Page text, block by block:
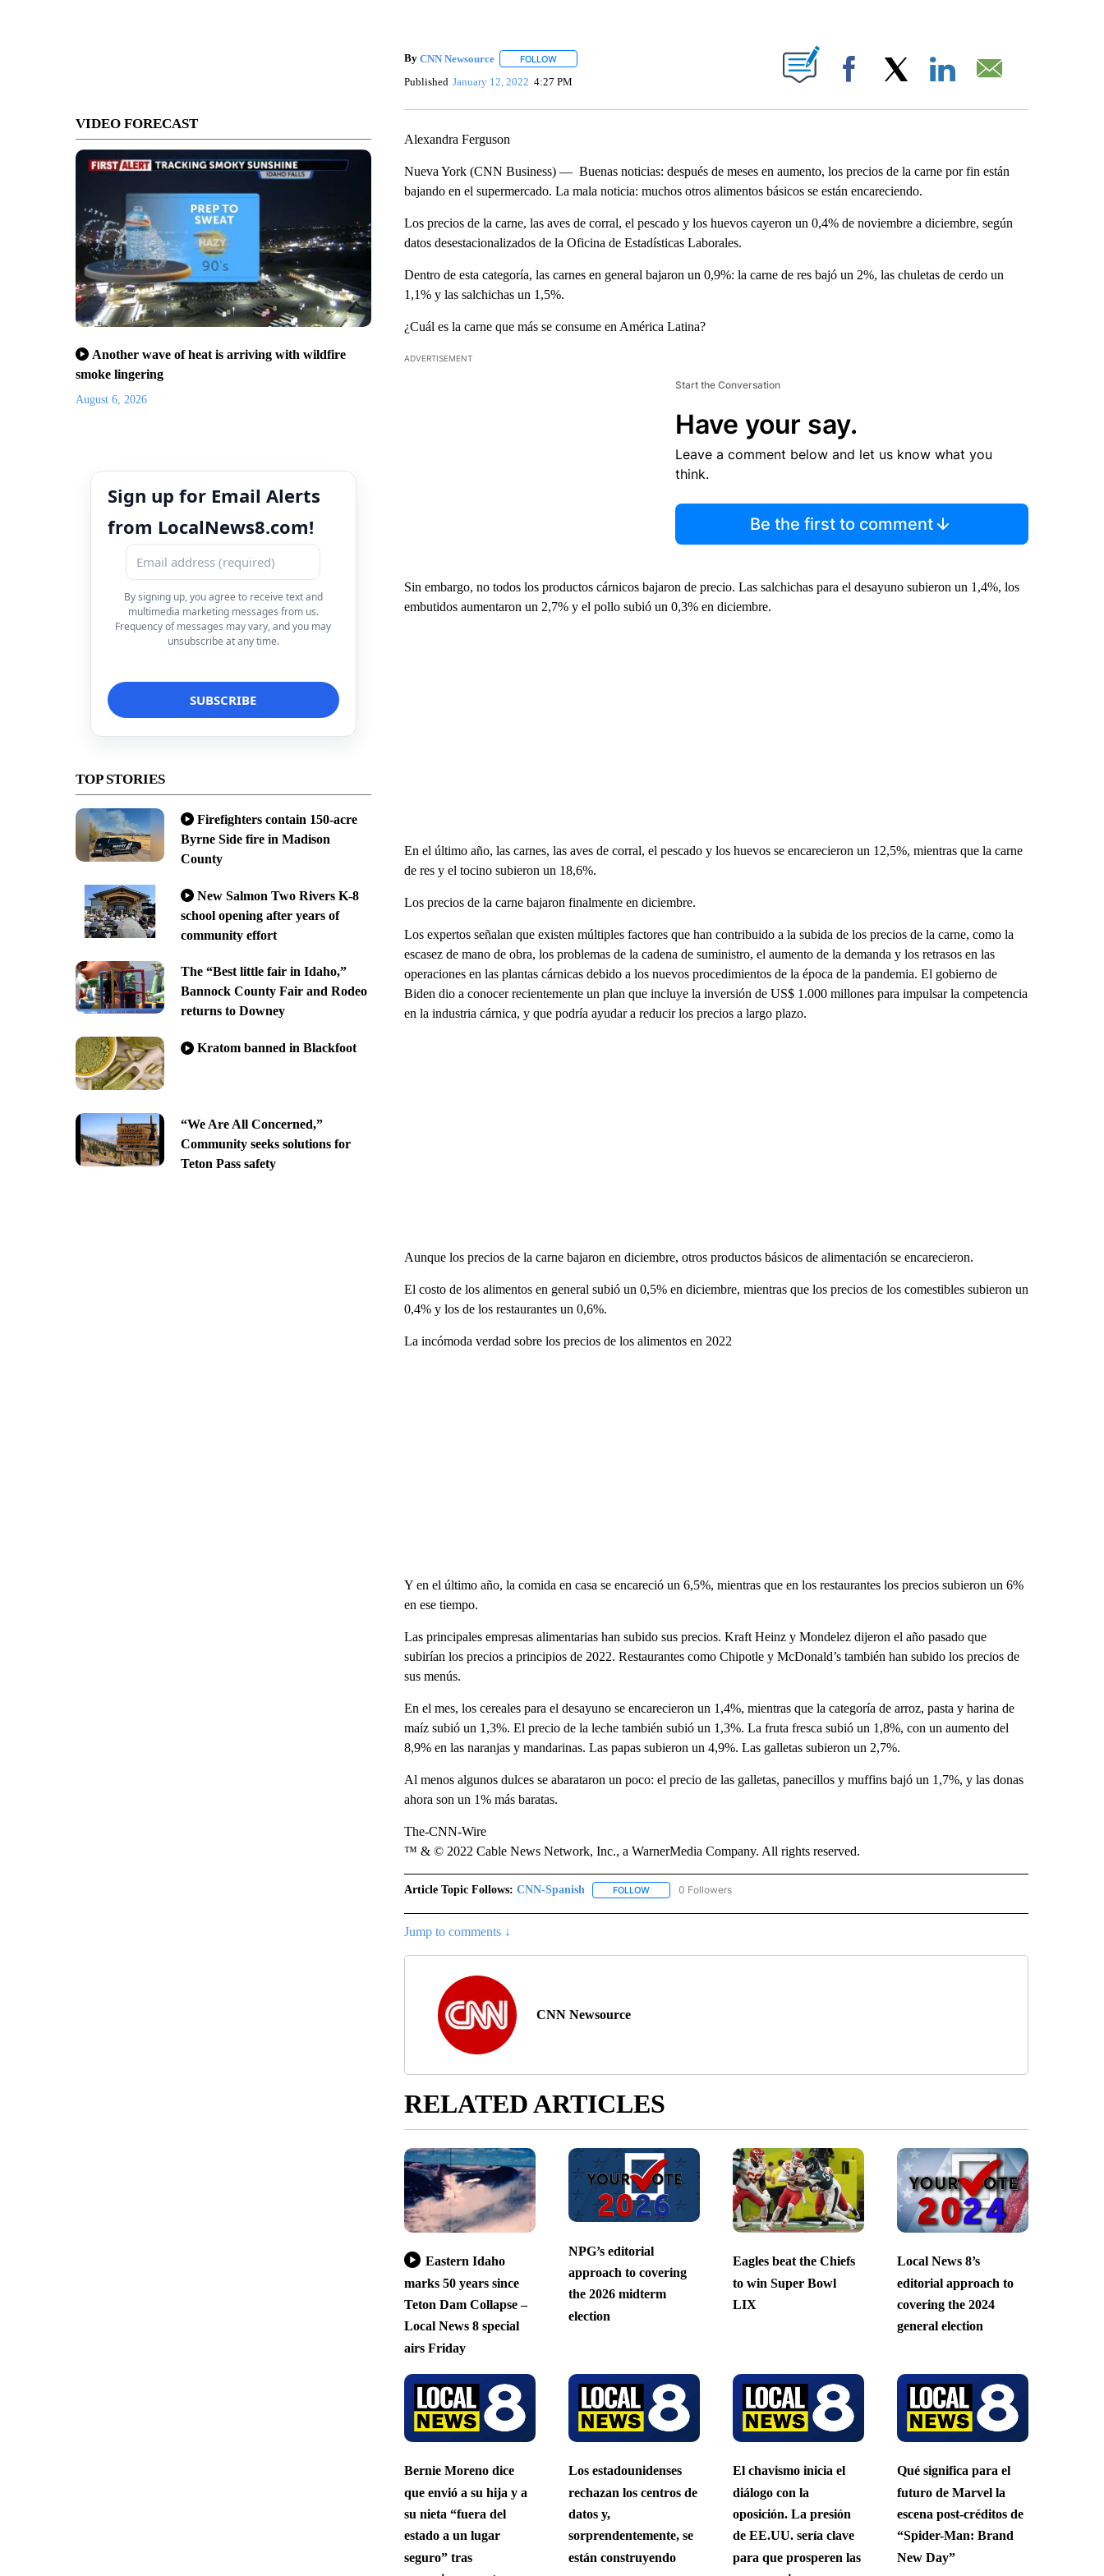
VIDEO FORECAST
Another wave of heat is arriving with wildfire
smoke lingering
August 6, 2026
Sign up for Email Alerts
from LocalNews8.com!
By signing up, you agree to receive text and
multimedia marketing messages from us.
Frequency of messages may vary, and you may
unsubscribe at any time.
TOP STORIES
Firefighters contain 150-acre
Byrne Side fire in Madison
County
New Salmon Two Rivers K-8
school opening after years of
community effort
The “Best little fair in Idaho,”
Bannock County Fair and Rodeo
returns to Downey
Kratom banned in Blackfoot
“We Are All Concerned,”
Community seeks solutions for
Teton Pass safety
By CNN Newsource FOLLOWFOLLOW "" TO RECEIVE NOTIFICATIONS ABOUT NEW PAGES ON "".
Published January 12, 2022 4:27 PM Facebook
Alexandra Ferguson
Nueva York (CNN Business) — Buenas noticias: después de meses en aumento, los precios de la carne por fin están
bajando en el supermercado. La mala noticia: muchos otros alimentos básicos se están encareciendo.
Los precios de la carne, las aves de corral, el pescado y los huevos cayeron un 0,4% de noviembre a diciembre, según
datos desestacionalizados de la Oficina de Estadísticas Laborales.
Dentro de esta categoría, las carnes en general bajaron un 0,9%: la carne de res bajó un 2%, las chuletas de cerdo un
1,1% y las salchichas un 1,5%.
¿Cuál es la carne que más se consume en América Latina?
ADVERTISEMENT
Start the Conversation
Have your say.
Leave a comment below and let us know what you
think.
Be the first to comment
Sin embargo, no todos los productos cárnicos bajaron de precio. Las salchichas para el desayuno subieron un 1,4%, los
embutidos aumentaron un 2,7% y el pollo subió un 0,3% en diciembre.
En el último año, las carnes, las aves de corral, el pescado y los huevos se encarecieron un 12,5%, mientras que la carne
de res y el tocino subieron un 18,6%.
Los precios de la carne bajaron finalmente en diciembre.
Los expertos señalan que existen múltiples factores que han contribuido a la subida de los precios de la carne, como la
escasez de mano de obra, los problemas de la cadena de suministro, el aumento de la demanda y los retrasos en las
operaciones en las plantas cárnicas debido a los nuevos procedimientos de la época de la pandemia. El gobierno de
Biden dio a conocer recientemente un plan que incluye la inversión de US$ 1.000 millones para impulsar la competencia
en la industria cárnica, y que podría ayudar a reducir los precios a largo plazo.
Aunque los precios de la carne bajaron en diciembre, otros productos básicos de alimentación se encarecieron.
El costo de los alimentos en general subió un 0,5% en diciembre, mientras que los precios de los comestibles subieron un
0,4% y los de los restaurantes un 0,6%.
La incómoda verdad sobre los precios de los alimentos en 2022
Y en el último año, la comida en casa se encareció un 6,5%, mientras que en los restaurantes los precios subieron un 6%
en ese tiempo.
Las principales empresas alimentarias han subido sus precios. Kraft Heinz y Mondelez dijeron el año pasado que
subirían los precios a principios de 2022. Restaurantes como Chipotle y McDonald’s también han subido los precios de
sus menús.
En el mes, los cereales para el desayuno se encarecieron un 1,4%, mientras que la categoría de arroz, pasta y harina de
maíz subió un 1,3%. El precio de la leche también subió un 1,3%. La fruta fresca subió un 1,8%, con un aumento del
8,9% en las naranjas y mandarinas. Las papas subieron un 4,9%. Las galletas subieron un 2,7%.
Al menos algunos dulces se abarataron un poco: el precio de las galletas, panecillos y muffins bajó un 1,7%, y las donas
ahora son un 1% más baratas.
The-CNN-Wire
™ & © 2022 Cable News Network, Inc., a WarnerMedia Company. All rights reserved.
Article Topic Follows: CNN-Spanish FOLLOWFOLLOW "CNN-SPANISH" TO RECEIVE NOTIFICATIONS ABOUT NEW PAGES ON "CNN-SPANISH".
0 Followers
Jump to comments ↓
CNN Newsource
RELATED ARTICLES
Eastern Idaho
marks 50 years since
Teton Dam Collapse –
Local News 8 special
airs Friday
NPG’s editorial
approach to covering
the 2026 midterm
election
Eagles beat the Chiefs
to win Super Bowl
LIX
Local News 8’s
editorial approach to
covering the 2024
general election
Bernie Moreno dice
que envió a su hija y a
su nieta “fuera del
estado a un lugar
seguro” tras
Los estadounidenses
rechazan los centros de
datos y,
sorprendentemente, se
están construyendo
El chavismo inicia el
diálogo con la
oposición. La presión
de EE.UU. sería clave
para que prosperen las
Qué significa para el
futuro de Marvel la
escena post-créditos de
“Spider-Man: Brand
New Day”